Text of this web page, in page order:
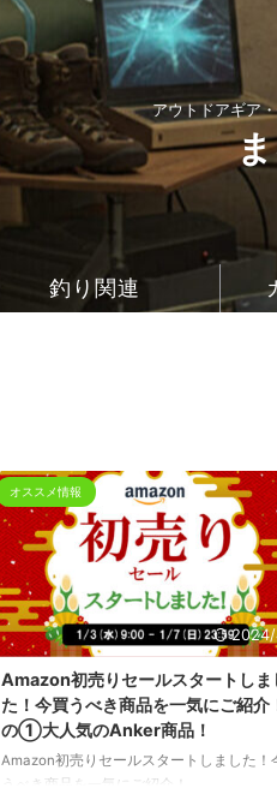
アウトドアギア
釣り関連
オススメ情報
Amazon初売りセールスタートしま
た！今買うべき商品を一気にご紹介
の①大人気のAnker商品！
Amazon初売りセールスタートしました！
うべき商品を一気にご紹介！